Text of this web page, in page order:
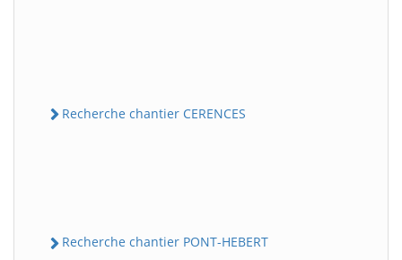
Recherche chantier CERENCES
Recherche chantier PONT-HEBERT